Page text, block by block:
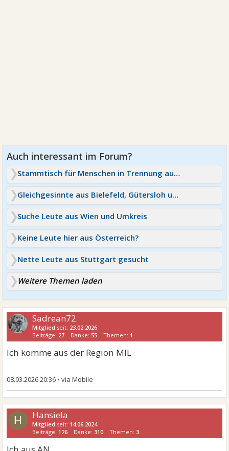
Stammtisch für Menschen in Trennung aus Berlin
Gleichgesinnte aus Bielefeld, Gütersloh und Umgebung:)?
Suche Leute aus Wien und Umkreis
Keine Leute hier aus Österreich?
Nette Leute aus Stuttgart gesucht
Weitere Themen laden
Sadrean72
Mitglied seit: 23.02.2026
Beiträge: 27 Danke: 55 Themen: 1
Ich komme aus der Region MIL
08.03.2026 20:36 •
H Hansiela
Mitglied seit: 14.06.2024
Beiträge: 126 Danke:310 Themen:3